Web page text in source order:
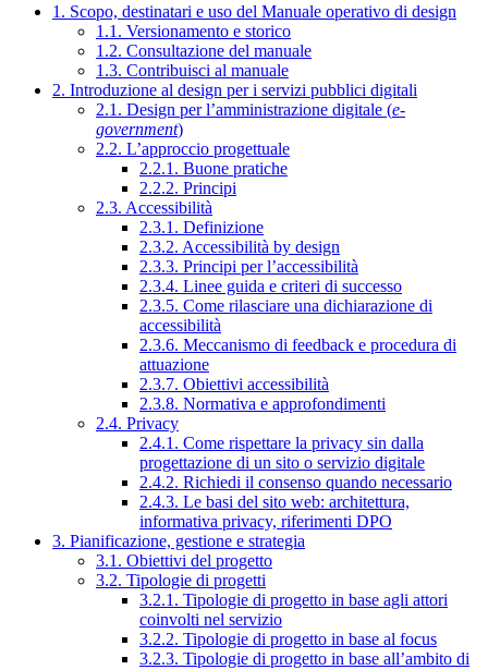
1. Scopo, destinatari e uso del Manuale operativo di design
1.1. Versionamento e storico
1.2. Consultazione del manuale
1.3. Contribuisci al manuale
2. Introduzione al design per i servizi pubblici digitali
2.1. Design per l’amministrazione digitale (e-
government)
2.2. L’approccio progettuale
2.2.1. Buone pratiche
2.2.2. Principi
2.3. Accessibilità
2.3.1. Definizione
2.3.2. Accessibilità by design
2.3.3. Principi per l’accessibilità
2.3.4. Linee guida e criteri di successo
2.3.5. Come rilasciare una dichiarazione di
accessibilità
2.3.6. Meccanismo di feedback e procedura di
attuazione
2.3.7. Obiettivi accessibilità
2.3.8. Normativa e approfondimenti
2.4. Privacy
2.4.1. Come rispettare la privacy sin dalla
progettazione di un sito o servizio digitale
2.4.2. Richiedi il consenso quando necessario
2.4.3. Le basi del sito web: architettura,
informativa privacy, riferimenti DPO
3. Pianificazione, gestione e strategia
3.1. Obiettivi del progetto
3.2. Tipologie di progetti
3.2.1. Tipologie di progetto in base agli attori
coinvolti nel servizio
3.2.2. Tipologie di progetto in base al focus
3.2.3. Tipologie di progetto in base all’ambito di